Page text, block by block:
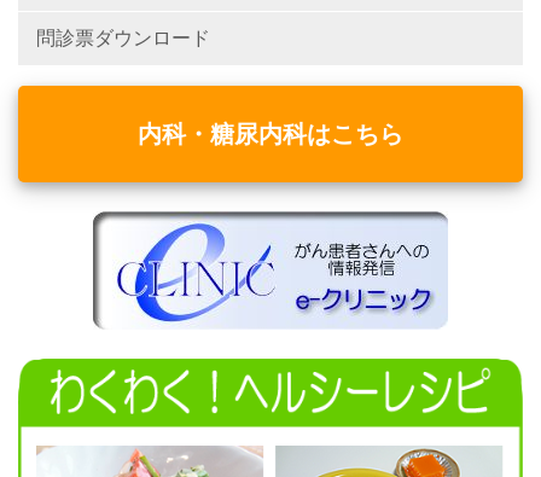
問診票ダウンロード
内科・糖尿内科はこちら